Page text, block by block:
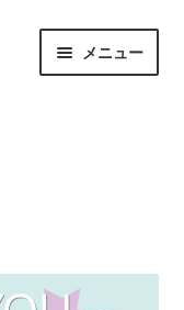
メニュー
メ